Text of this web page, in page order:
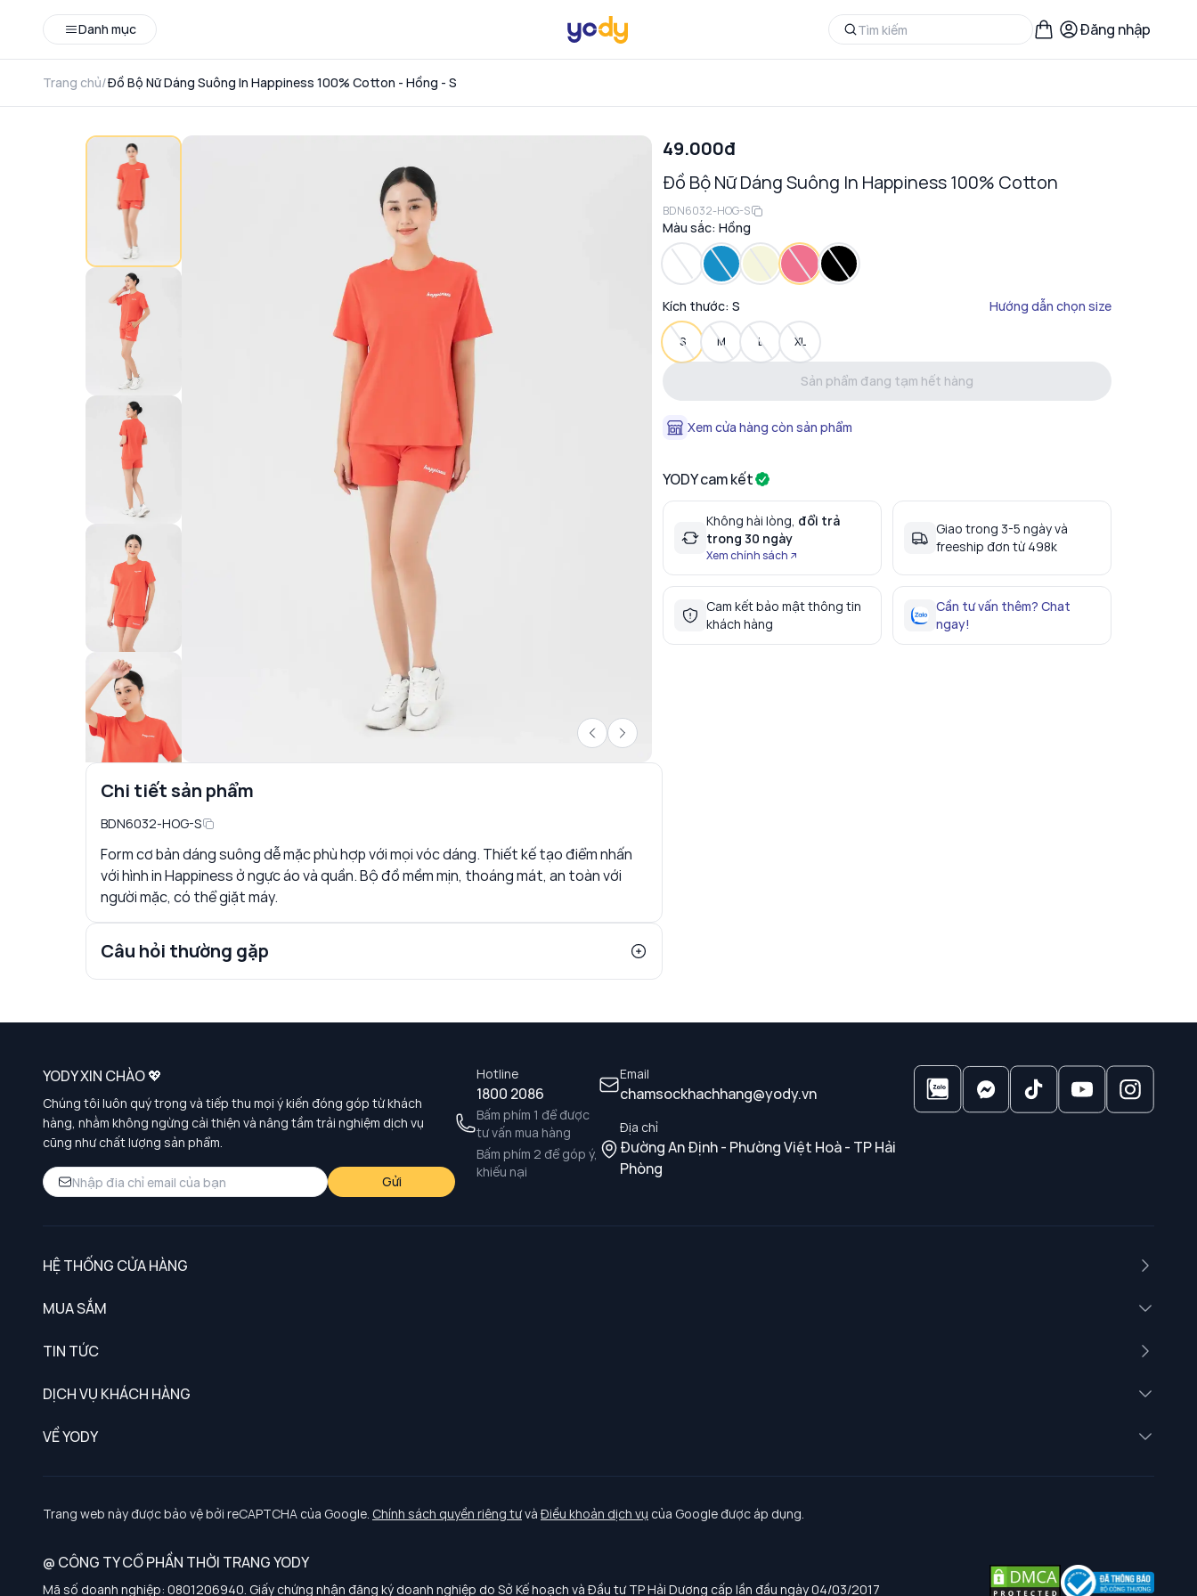
Danh mục Đăng nhập
Trang chủ/Đồ Bộ Nữ Dáng Suông In Happiness 100% Cotton - Hồng - S
Chi tiết sản phẩm
BDN6032-HOG-S
Form cơ bản dáng suông dễ mặc phù hợp với mọi vóc dáng. Thiết kế tạo điểm nhấn
với hình in Happiness ở ngực áo và quần. Bộ đồ mềm mịn, thoáng mát, an toàn với
người mặc, có thể giặt máy.
Câu hỏi thường gặp
49.000đ
Đồ Bộ Nữ Dáng Suông In Happiness 100% Cotton
BDN6032-HOG-S
Màu sắc: Hồng
Kích thước: S Hướng dẫn chọn size
S M L XL
Sản phẩm đang tạm hết hàng
Xem cửa hàng còn sản phẩm
YODY cam kết
Không hài lòng, đổi trả
trong 30 ngày
Xem chính sách
Giao trong 3-5 ngày và
freeship đơn từ 498k
Cam kết bảo mật thông tin
khách hàng
Cần tư vấn thêm? Chat
ngay!
Hotline
1800 2086
Bấm phím 1 để được
tư vấn mua hàng
Bấm phím 2 để góp ý,
khiếu nại
Email
chamsockhachhang@yody.vn
Địa chỉ
Đường An Định - Phường Việt Hoà - TP Hải
Phòng
YODY XIN CHÀO 💖
Chúng tôi luôn quý trọng và tiếp thu mọi ý kiến đóng góp từ khách
hàng, nhằm không ngừng cải thiện và nâng tầm trải nghiệm dịch vụ
cũng như chất lượng sản phẩm.
Gửi
HỆ THỐNG CỬA HÀNG
MUA SẮM
TIN TỨC
DỊCH VỤ KHÁCH HÀNG
Chính sách khách hàng thân thiết
Chính sách bảo vệ dữ liệu cá nhân
Chính sách thanh toán, giao nhận
Chính sách chất lượng và an toàn sức khoẻ nghề nghiệp
VỀ YODY
Tuyển dụng
Trang web này được bảo vệ bởi reCAPTCHA của Google. Chính sách quyền riêng tưvà Điều khoản dịch vụ của Google được áp dụng.
@ CÔNG TY CỔ PHẦN THỜI TRANG YODY
Mã số doanh nghiệp: 0801206940. Giấy chứng nhận đăng ký doanh nghiệp do Sở Kế hoạch và Đầu tư TP Hải Dương cấp lần đầu ngày 04/03/2017